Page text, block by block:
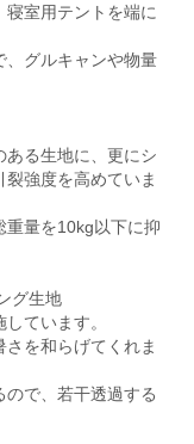
室用テントを端に
、グルキャンや物量
ある生地に、更にシ
強度を高めていま
重量を10kg以下に抑
グ生地
ています。
を和らげてくれま
で、若干透過する